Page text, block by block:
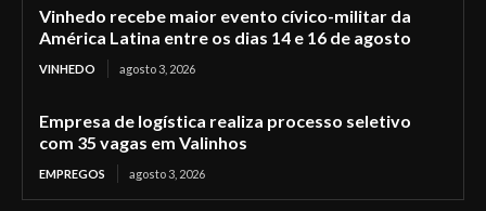
Vinhedo recebe maior evento cívico-militar da
América Latina entre os dias 14 e 16 de agosto
VINHEDO agosto 3, 2026
Empresa de logística realiza processo seletivo
com 35 vagas em Valinhos
EMPREGOS agosto 3, 2026